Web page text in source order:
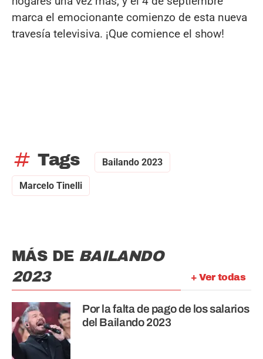
marca el emocionante comienzo de esta nueva
travesía televisiva. ¡Que comience el show!
tag Tags Bailando 2023
Marcelo Tinelli
+ Ver todas
MÁS DE BAILANDO
2023
Por la falta de pago de los salarios
del Bailando 2023